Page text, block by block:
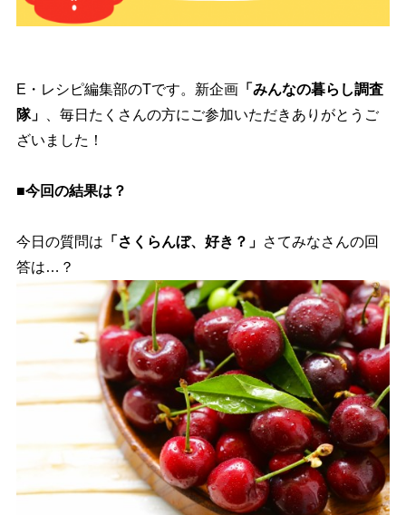
E・レシピ編集部のTです。新企画「みんなの暮らし調査
隊」
、毎日たくさんの方にご参加いただきありがとうご
ざいました！
■今回の結果は？
今日の質問は 「さくらんぼ、好き？」 さてみなさんの回
答は…？